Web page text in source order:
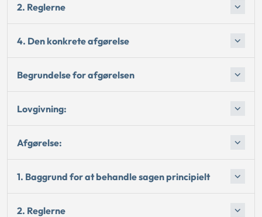
2. Reglerne
4. Den konkrete afgørelse
Begrundelse for afgørelsen
Lovgivning:
Afgørelse:
1. Baggrund for at behandle sagen principielt
2. Reglerne